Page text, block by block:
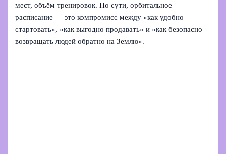
мест, объём тренировок. По сути, орбитальное
расписание — это компромисс между «как удобно
стартовать», «как выгодно продавать» и «как безопасно
возвращать людей обратно на Землю».